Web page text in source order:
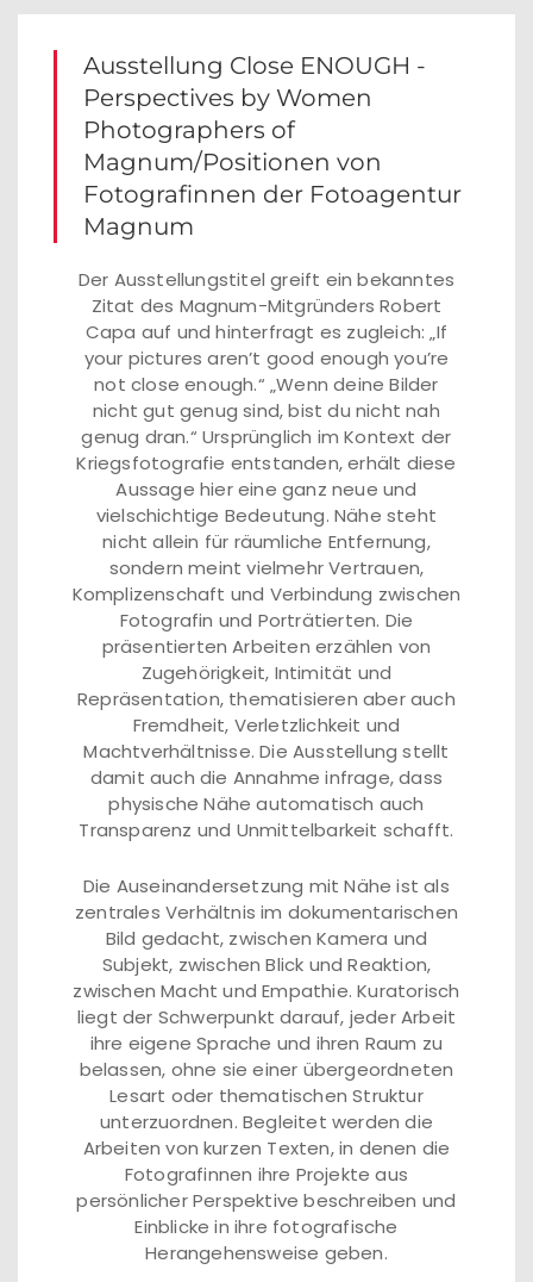
Ausstellung Close ENOUGH -
Perspectives by Women
Photographers of
Magnum/Positionen von
Fotografinnen der Fotoagentur
Magnum
Der Ausstellungstitel greift ein bekanntes
Zitat des Magnum-Mitgründers Robert
Capa auf und hinterfragt es zugleich: „If
your pictures aren’t good enough you’re
not close enough.“ „Wenn deine Bilder
nicht gut genug sind, bist du nicht nah
genug dran.“ Ursprünglich im Kontext der
Kriegsfotografie entstanden, erhält diese
Aussage hier eine ganz neue und
vielschichtige Bedeutung. Nähe steht
nicht allein für räumliche Entfernung,
sondern meint vielmehr Vertrauen,
Komplizenschaft und Verbindung zwischen
Fotografin und Porträtierten. Die
präsentierten Arbeiten erzählen von
Zugehörigkeit, Intimität und
Repräsentation, thematisieren aber auch
Fremdheit, Verletzlichkeit und
Machtverhältnisse. Die Ausstellung stellt
damit auch die Annahme infrage, dass
physische Nähe automatisch auch
Transparenz und Unmittelbarkeit schafft.
Die Auseinandersetzung mit Nähe ist als
zentrales Verhältnis im dokumentarischen
Bild gedacht, zwischen Kamera und
Subjekt, zwischen Blick und Reaktion,
zwischen Macht und Empathie. Kuratorisch
liegt der Schwerpunkt darauf, jeder Arbeit
ihre eigene Sprache und ihren Raum zu
belassen, ohne sie einer übergeordneten
Lesart oder thematischen Struktur
unterzuordnen. Begleitet werden die
Arbeiten von kurzen Texten, in denen die
Fotografinnen ihre Projekte aus
persönlicher Perspektive beschreiben und
Einblicke in ihre fotografische
Herangehensweise geben.